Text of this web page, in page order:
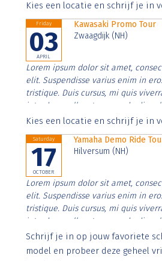
Aenean faucibus nibh et justo
Kies een locatie en schrijf je in
Friday
03
APRIL
Kawasaki Promo Tour
Zwaagdijk (NH)
Lorem ipsum dolor sit amet,
elit. Suspendisse varius enim in
tristique. Duis cursus, mi quis
interdum nulla, ut commodo diam
Aenean faucibus nibh et justo
Kies een locatie en schrijf je in
Saturday
17
OCTOBER
Yamaha Demo Ride
Hilversum (NH)
Lorem ipsum dolor sit amet,
elit. Suspendisse varius enim in
tristique. Duis cursus, mi quis
interdum nulla, ut commodo diam
Aenean faucibus nibh et justo
imperdiet. Nunc ut sem vitae risus
Schrijf je in op jouw favoriete
model en probeer deze geheel